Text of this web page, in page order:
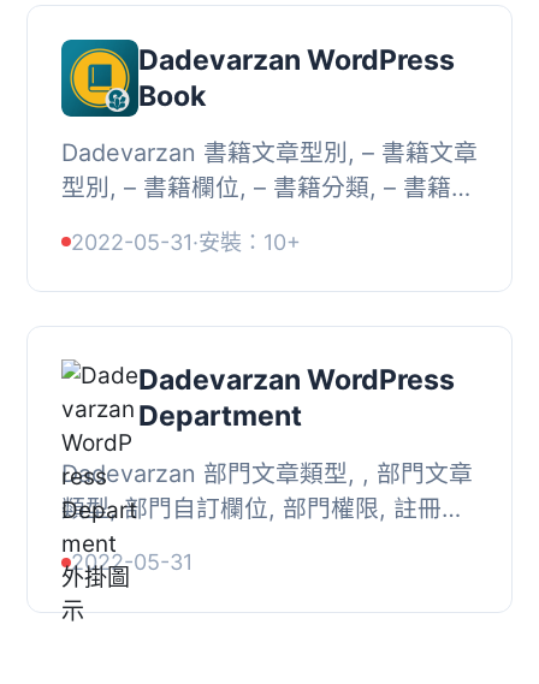
Dadevarzan WordPress
Book
Dadevarzan 書籍文章型別, – 書籍文章
型別, – 書籍欄位, – 書籍分類, – 書籍權
filter], ...
2022-05-31·安裝：10+
Dadevarzan WordPress
Department
Dadevarzan 部門文章類型, , 部門文章
類型, 部門自訂欄位, 部門權限, 註冊主
題版面配置,
2022-05-31